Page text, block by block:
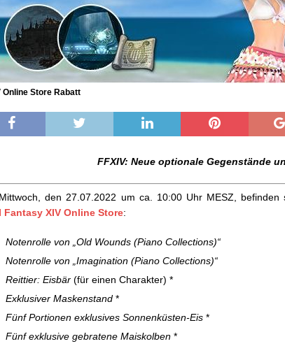
Online Store Rabatt
FFXIV: Neue optionale Gegenstände
den 27.07.2022 um ca. 10:00 Uhr MESZ, befinden
Fantasy XIV Online Store:
Notenrolle von „Old Wounds (Piano Collections)“
Notenrolle von „Imagination (Piano Collections)“
Reittier: Eisbär (für einen Charakter) *
Exklusiver Maskenstand *
Fünf Portionen exklusives Sonnenküsten-Eis *
Fünf exklusive gebratene Maiskolben *